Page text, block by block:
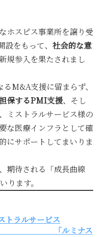
ホスピス事業所を譲り受
設をもって、 社会的な意
規参入を果たされまし
M&A支援に留まらず、
保するPMI支援、そし
ミストラルサービス様の
な医療インフラとして確
にサポートしてまいりま
期待される 「成長曲線
ります。
トラルサービス
ナス